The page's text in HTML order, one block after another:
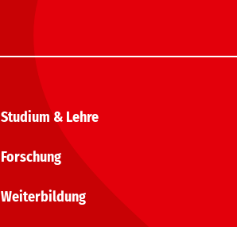
Studium & Lehre
Forschung
Weiterbildung